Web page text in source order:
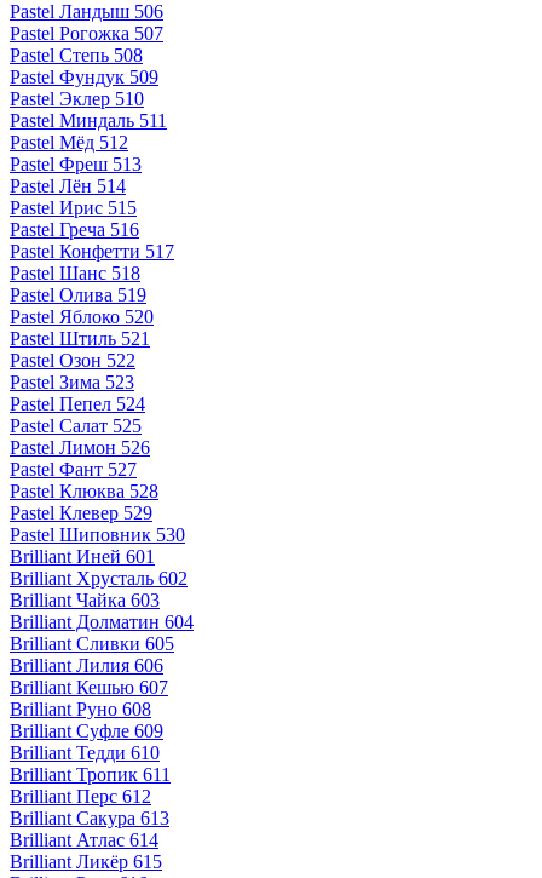
Pastel Ландыш 506
Pastel Рогожка 507
Pastel Степь 508
Pastel Фундук 509
Pastel Эклер 510
Pastel Миндаль 511
Pastel Мёд 512
Pastel Фреш 513
Pastel Лён 514
Pastel Ирис 515
Pastel Греча 516
Pastel Конфетти 517
Pastel Шанс 518
Pastel Олива 519
Pastel Яблоко 520
Pastel Штиль 521
Pastel Озон 522
Pastel Зима 523
Pastel Пепел 524
Pastel Салат 525
Pastel Лимон 526
Pastel Фант 527
Pastel Клюква 528
Pastel Клевер 529
Pastel Шиповник 530
Brilliant Иней 601
Brilliant Хрусталь 602
Brilliant Чайка 603
Brilliant Долматин 604
Brilliant Сливки 605
Brilliant Лилия 606
Brilliant Кешью 607
Brilliant Руно 608
Brilliant Суфле 609
Brilliant Тедди 610
Brilliant Тропик 611
Brilliant Перс 612
Brilliant Сакура 613
Brilliant Атлас 614
Brilliant Ликёр 615